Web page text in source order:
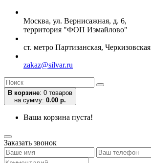
Москва, ул. Вернисажная, д. 6,
территория "ФОП Измайлово"
ст. метро Партизанская, Черкизовская
zakaz@silvar.ru
В корзине: 0 товаров
на сумму: 0.00 р.
Ваша корзина пуста!
Заказать звонок